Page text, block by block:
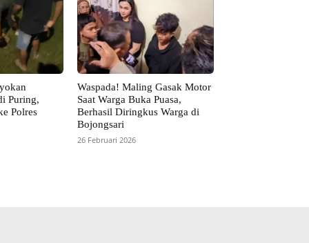
Puring,
Polres
Waspada! Maling Gasak Motor
Saat Warga Buka Puasa,
Berhasil Diringkus Warga di
Bojongsari
26 Februari 2026